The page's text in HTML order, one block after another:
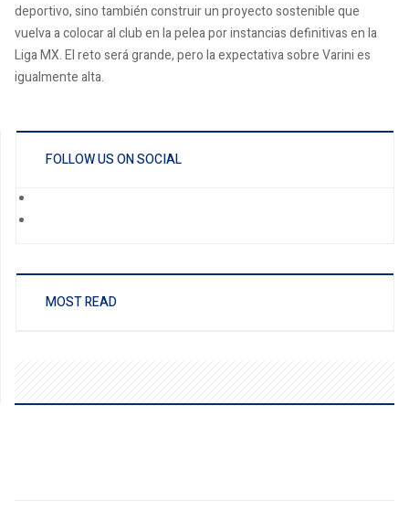
deportivo, sino también construir un proyecto sostenible que
vuelva a colocar al club en la pelea por instancias definitivas en la
Liga MX. El reto será grande, pero la expectativa sobre Varini es
igualmente alta.
FOLLOW US ON SOCIAL
MOST READ